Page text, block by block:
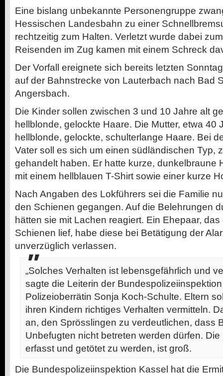
Eine bislang unbekannte Personengruppe
Hessischen Landesbahn zu einer
rechtzeitig zum Halten. Verletzt wurde dabei
Reisenden im Zug kamen mit einem Schreck
Der Vorfall ereignete sich bereits letzten
auf der Bahnstrecke von Lauterbach nach Bad
Angersbach.
Die Kinder sollen zwischen 3 und 10 Jahre alt
hellblonde, gelockte Haare. Die Mutter, etwa 40
hellblonde, gelockte, schulterlange Haare. Bei
Vater soll es sich um einen südländischen Typ,
gehandelt haben. Er hatte kurze, dunkelbraune
mit einem hellblauen T-Shirt sowie einer kurze
Nach Angaben des Lokführers sei die Familie
den Schienen gegangen. Auf die Belehrungen
hätten sie mit Lachen reagiert. Ein Ehepaar,
Schienen lief, habe diese bei Betätigung der
unverzüglich verlassen.
„Solches Verhalten ist lebensgefährlich und
sagte die Leiterin der
Polizeioberrätin Sonja Koch-Schulte. Eltern
ihren Kindern richtiges Verhalten vermitteln.
an, den Sprösslingen zu verdeutlichen, dass
Unbefugten nicht betreten werden dürfen.
erfasst und getötet zu werden, ist groß.
Die Bundespolizeiinspektion Kassel hat die